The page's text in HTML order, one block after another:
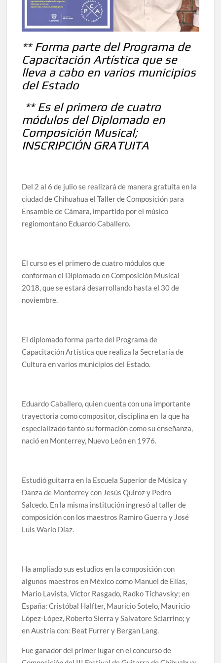
celebrarse en Delicias
Amplía Biblioteca Central “Carlos Montemayor”
actividades gratuitas para este mes de julio
** Forma parte del Programa de
Capacitación Artística que se
lleva a cabo en varios municipios
del Estado
** Es el primero de cuatro
módulos del Diplomado en
Composición Musical;
INSCRIPCIÓN GRATUITA
Del 2 al 6 de julio se realizará de manera gratuita en la
ciudad de Chihuahua el Taller de Composición para
Ensamble de Cámara, impartido por el músico
regiomontano Eduardo Caballero.
El curso es el primero de cuatro módulos que
conforman el Diplomado en Composición Musical
2018, que se estará desarrollando hasta el 30 de
noviembre.
El diplomadoforma parte del Programa de
Capacitación Artística que realiza la Secretaría de
Cultura en varios municipios del Estado.
Eduardo Caballero,quien cuenta con una importante
trayectoria como compositor, disciplina en la que ha
especializado tanto su formación como su enseñanza,
nacióen Monterrey, Nuevo León en 1976.
Estudió guitarra en la Escuela Superior de Música y
Danza de Monterrey con Jesús Quiroz y Pedro
Salcedo. En la misma institución ingresó al taller de
composición con los maestros Ramiro Guerra y José
Luis Wario Díaz.
Ha ampliado sus estudios en la composición con
algunos maestros en México como Manuel de Elías,
Mario Lavista, Víctor Rasgado, Radko Tichavsky; en
España: Cristóbal Halfter, Mauricio Sotelo, Mauricio
López-López, Roberto Sierra y Salvatore Sciarrino; y
en Austria con: Beat Furrer y Bergan Lang.
Fue ganador del primer lugar en el concurso de